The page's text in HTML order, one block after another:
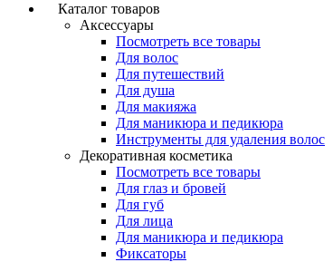
Каталог товаров
Аксессуары
Посмотреть все товары
Для волос
Для путешествий
Для душа
Для макияжа
Для маникюра и педикюра
Инструменты для удаления волос
Декоративная косметика
Посмотреть все товары
Для глаз и бровей
Для губ
Для лица
Для маникюра и педикюра
Фиксаторы